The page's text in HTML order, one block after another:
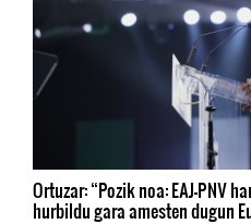
Ortuzar: “Pozik noa: EAJ-PNV
hurbildu gara amesten dugun